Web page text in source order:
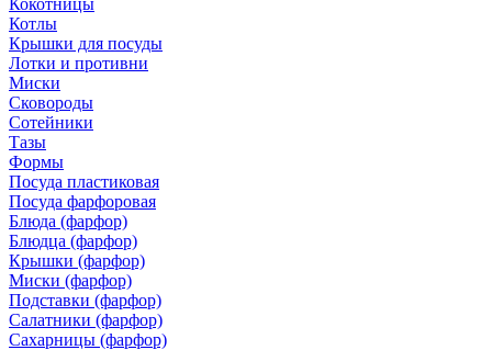
Кокотницы
Котлы
Крышки для посуды
Лотки и противни
Миски
Сковороды
Сотейники
Тазы
Формы
Посуда пластиковая
Посуда фарфоровая
Блюда (фарфор)
Блюдца (фарфор)
Крышки (фарфор)
Миски (фарфор)
Подставки (фарфор)
Салатники (фарфор)
Сахарницы (фарфор)